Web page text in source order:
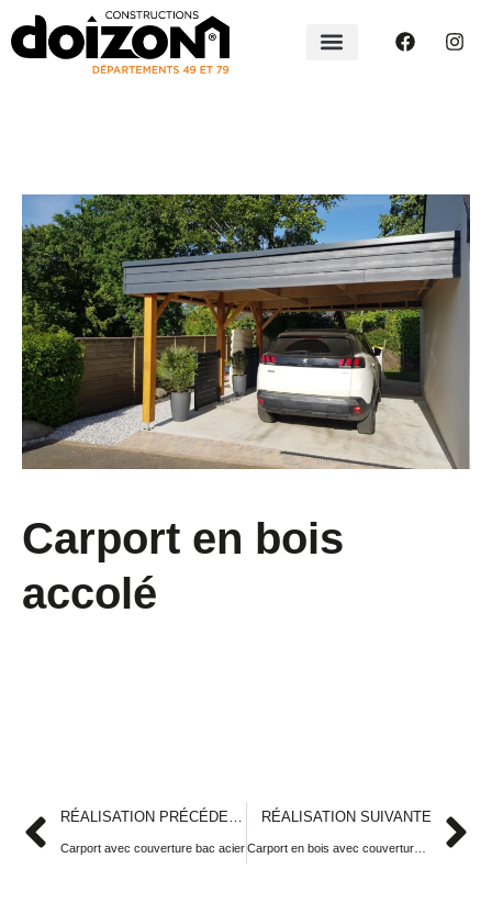
Carport en bois
accolé
Carport avec couverture bac acier
RÉALISATION SUIVANTE
Carport en bois avec couverture bac acier